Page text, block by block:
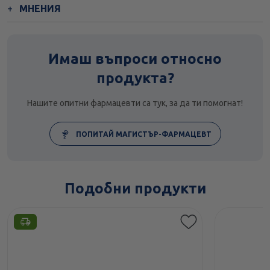
МНЕНИЯ
Имаш въпроси относно
продукта?
Нашите опитни фармацевти са тук, за да ти помогнат!
ПОПИТАЙ МАГИСТЪР-ФАРМАЦЕВТ
Подобни продукти